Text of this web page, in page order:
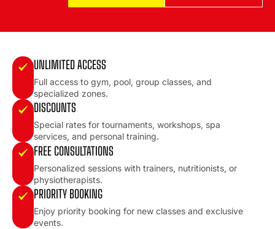
UNLIMITED ACCESS
Full access to gym, pool, group classes, and
specialized zones.
DISCOUNTS
Special rates for tournaments, workshops, spa
services, and personal training.
FREE CONSULTATIONS
Personalized sessions with trainers, nutritionists, or
physiotherapists.
PRIORITY BOOKING
Enjoy priority booking for new classes and exclusive
events.